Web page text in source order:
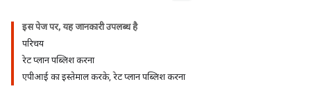
इस पेज पर, यह जानकारी उपलब्ध है
परिचय
रेट प्लान पब्लिश करना
एपीआई का इस्तेमाल करके, रेट प्लान पब्लिश करना